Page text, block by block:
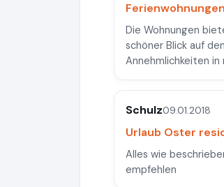
Die Wohnungen
schöner Blick auf
Annehmlichkeiten in
Schulz09.01.2018
Urlaub Oster
Alles wie
empfehlen